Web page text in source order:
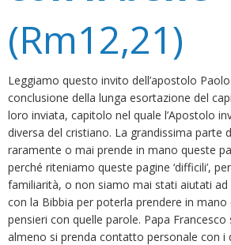
(Rm12,21)
Leggiamo questo invito dell’apostolo
conclusione della lunga esortazione del
loro inviata, capitolo nel quale l’Apostolo
diversa del cristiano. La grandissima parte
raramente o mai prende in mano queste
perché riteniamo queste pagine ‘difficili’,
familiarità, o non siamo mai stati aiutati
con la Bibbia per poterla prendere in
pensieri con quelle parole. Papa
almeno si prenda contatto personale con i